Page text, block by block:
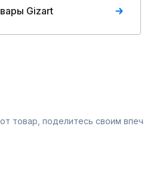
Gizart
товар, поделитесь своим